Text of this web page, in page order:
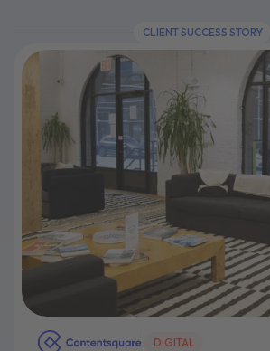
CLIENT SUCCESS STORY
DIGITAL